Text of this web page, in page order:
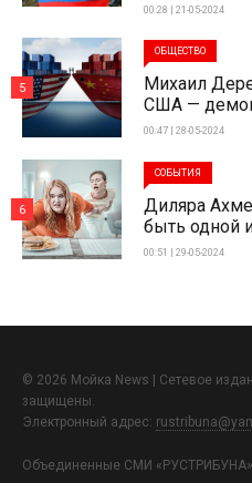
00:28 | 21-05-2024
ОБЩЕСТВО
Михаил
США —
00:47 | 28-05-2024
5
СОБЫТИЯ
Диляра
быть одной
00:51 | 29-05-2024
6
© 2026 Мойка News | Сетевое
защищены.
Электронный адрес:
Объединенные СМИ «РУСТРИБУНА»